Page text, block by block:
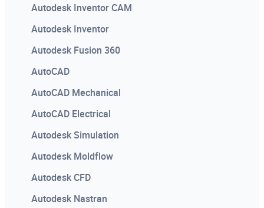
Autodesk Inventor CAM
Autodesk Inventor
Autodesk Fusion 360
AutoCAD
AutoCAD Mechanical
AutoCAD Electrical
Autodesk Simulation
Autodesk Moldflow
Autodesk CFD
Autodesk Nastran